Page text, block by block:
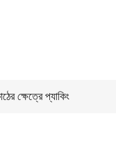
ক্ষেত্রে প্যাকিং